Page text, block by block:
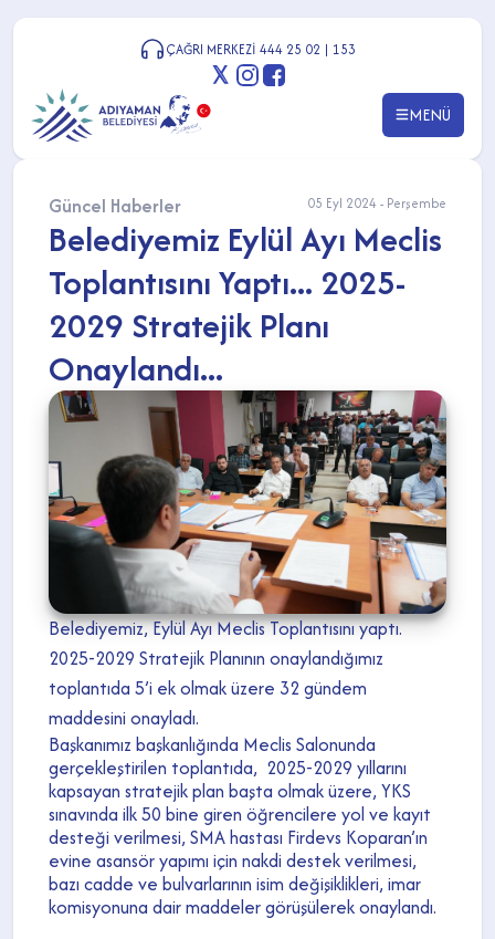
ÇAĞRI MERKEZİ 444 25 02 | 153
MENÜ
Güncel Haberler 05 Eyl 2024 - Perşembe
Belediyemiz Eylül Ayı Meclis
Toplantısını Yaptı... 2025-
2029 Stratejik Planı
Onaylandı...
Belediyemiz, Eylül Ayı Meclis Toplantısını yaptı.
2025-2029 Stratejik Planının onaylandığımız
toplantıda 5’i ek olmak üzere 32 gündem
maddesini onayladı.
Başkanımız başkanlığında Meclis Salonunda
gerçekleştirilen toplantıda, 2025-2029 yıllarını
kapsayan stratejik plan başta olmak üzere, YKS
sınavında ilk 50 bine giren öğrencilere yol ve kayıt
desteği verilmesi, SMA hastası Firdevs Koparan’ın
evine asansör yapımı için nakdi destek verilmesi,
bazı cadde ve bulvarlarının isim değişiklikleri, imar
komisyonuna dair maddeler görüşülerek onaylandı.